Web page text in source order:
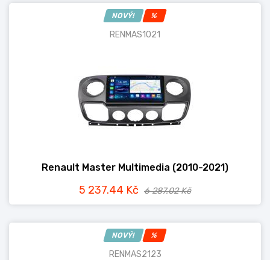
NOVÝ! %
RENMAS1021
Renault Master Multimedia (2010-2021)
5 237.44 Kč 6 287.02 Kč
NOVÝ! %
RENMAS2123